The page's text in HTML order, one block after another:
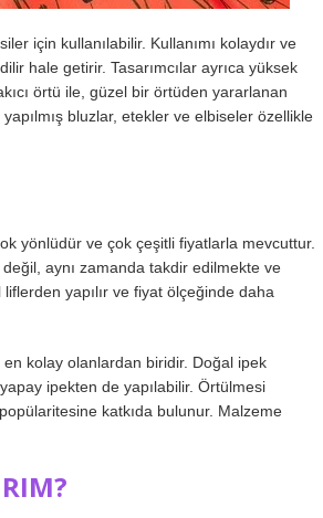
için kullanılabilir. Kullanımı kolaydır ve
hale getirir. Tasarımcılar ayrıca yüksek
örtü ile, güzel bir örtüden yararlanan
bluzlar, etekler ve elbiseler özellikle
yönlüdür ve çok çeşitli fiyatlarla mevcuttur.
aynı zamanda takdir edilmekte ve
yapılır ve fiyat ölçeğinde daha
en kolay olanlardan biridir. Doğal ipek
ipekten de yapılabilir. Örtülmesi
katkıda bulunur. Malzeme